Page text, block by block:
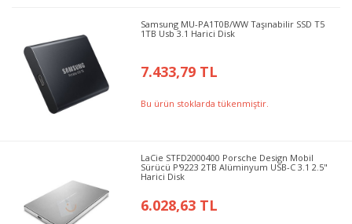
Samsung MU-PA1T0B/WW Taşınabilir SSD T5
1TB Usb 3.1 Harici Disk
7.433,79 TL
Bu ürün stoklarda tükenmiştir.
LaCie STFD2000400 Porsche Design Mobil
Sürücü P'9223 2TB Alüminyum USB-C 3.1 2.5"
Harici Disk
6.028,63 TL